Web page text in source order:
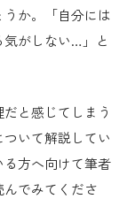
か。「自分には
気がしない…」と
と感じてしまう
いて解説してい
方へ向けて筆者
でみてくださ